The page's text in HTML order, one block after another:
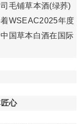
毛铺草本酒(绿荞)
WSEAC2025年度
国草本白酒在国际
心